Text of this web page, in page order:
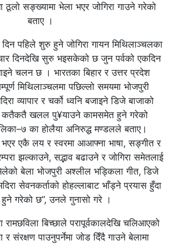
ठूलो सङ्ख्यामा भेला भएर जोगिरा गाउने गरेको
बताए ।
दिन पहिले शुरु हुने जोगिरा गायन मिथिलाञ्चलका
दिनदेखि सुरु भइसकेको छ जुन पर्वको एकदिन
चलन छ । भारतका बिहार र उत्तर प्रदेश
मिथिलाञ्चलमा पछिल्लो समयमा भोजपुरी
व्यापार र चर्को ध्वनि बजाइने डिजे बाजाको
कतैकतै खलल पु¥याउने कामसमेत हुने गरेको
का होलैया अनिरुद्ध मण्डलले बताए।
एकै लय र स्वरमा आआफ्ना भाषा, सङ्गीत र
झल्काउने, सद्भाव बढाउने र जोगिरा समेतलाई
बेला भोजपुरी अश्लील भड्किला गीत, डिजे
सेवनकर्ताको होहल्लाबाट भाँड्ने प्रयास हुँदा
हुने गरेको छ”, उनले गुनासो गरे ।
बिच्छाले परापूर्वकालदेखि चलिआएको
र संरक्षण पाउनुपर्नेमा जोड दिँदै गाउने बेलामा